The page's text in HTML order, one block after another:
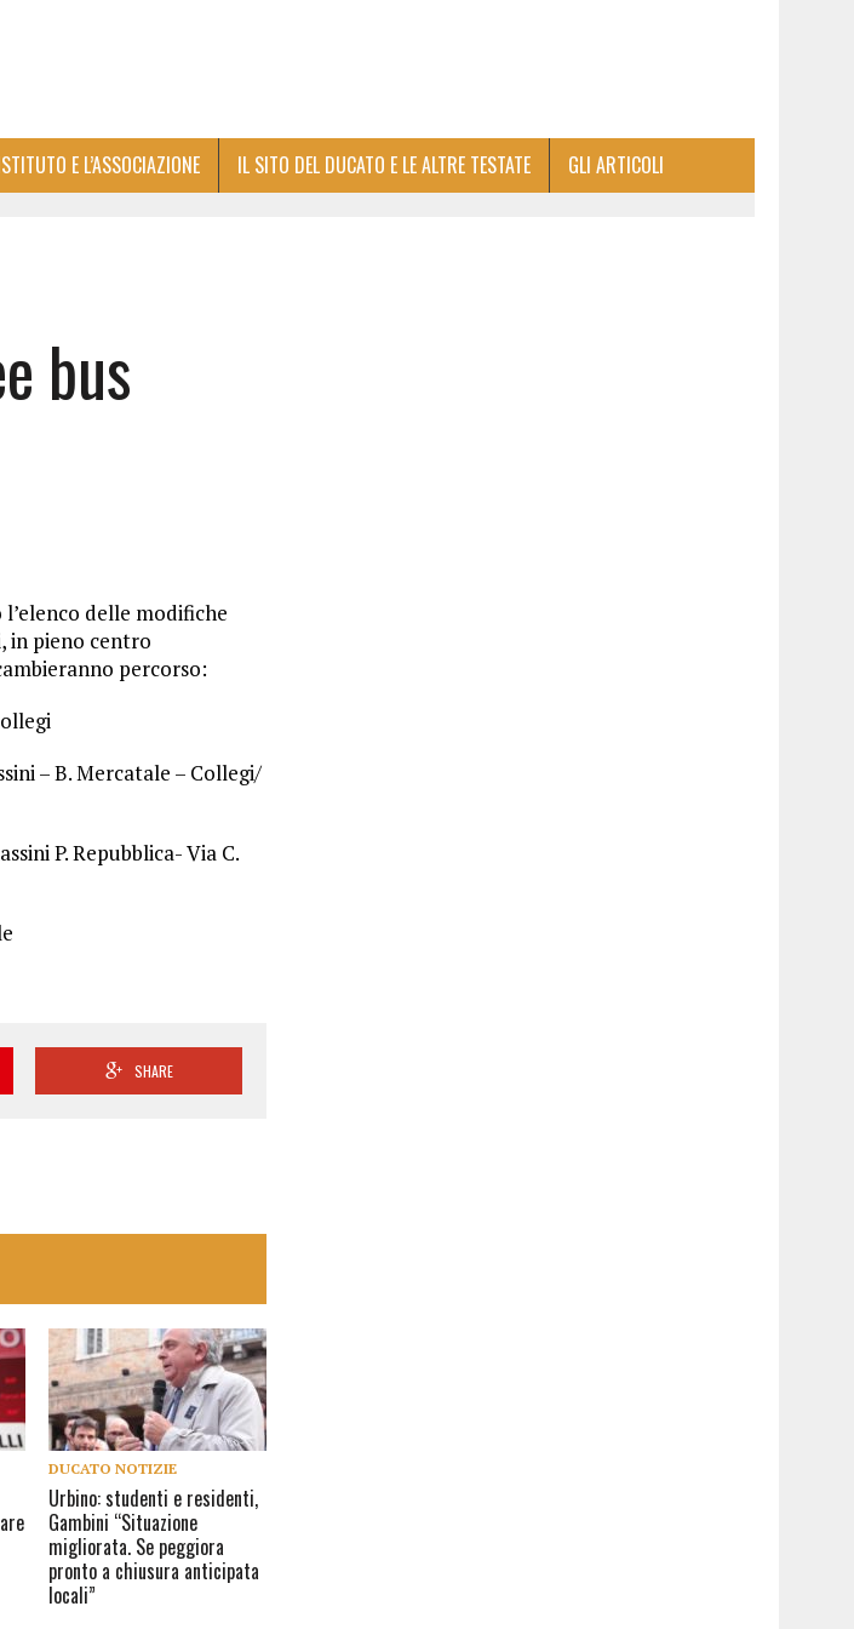
E L’ASSOCIAZIONE IL SITO DEL DUCATO E LE ALTRE TESTATE GLI ARTICOLI
bus
delle modifiche
in pieno centro
percorso:
– B. Mercatale – Collegi/
P. Repubblica- Via C.
SHARE
DUCATO NOTIZIE
Urbino: studenti e residenti,
Gambini “Situazione
migliorata. Se peggiora
pronto a chiusura anticipata
locali”